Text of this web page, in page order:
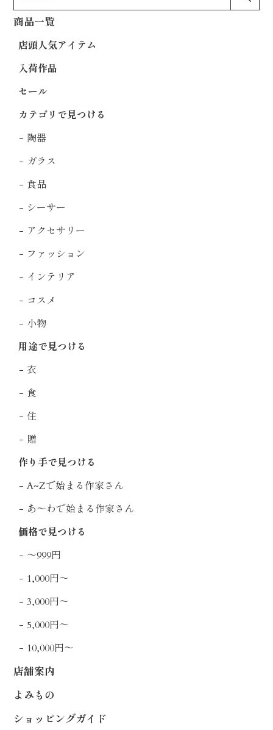
商品一覧
店頭人気アイテム
入荷作品
セール
カテゴリで見つける
陶器
ガラス
食品
シーサー
アクセサリー
ファッション
インテリア
コスメ
小物
用途で見つける
衣
食
住
贈
作り手で見つける
A~Zで始まる作家さん
あ〜わで始まる作家さん
価格で見つける
〜999円
1,000円〜
3,000円〜
5,000円〜
10,000円〜
店舗案内
よみもの
ショッピングガイド